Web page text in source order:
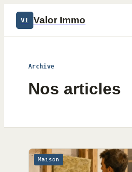
VI Valor Immo
Archive
Nos articles
Maison